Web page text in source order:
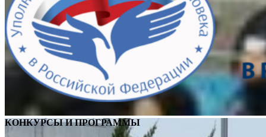
КОНКУРСЫ И ПРОГРАММЫ